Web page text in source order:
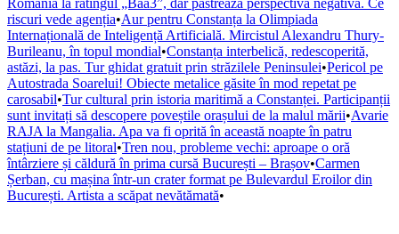
România la ratingul „Baa3”, dar păstrează perspectiva negativă. Ce
riscuri vede agenția•Aur pentru Constanța la Olimpiada
Internațională de Inteligență Artificială. Mircistul Alexandru Thury-
Burileanu, în topul mondial•Constanța interbelică, redescoperită,
astăzi, la pas. Tur ghidat gratuit prin străzilele Peninsulei•Pericol pe
Autostrada Soarelui! Obiecte metalice găsite în mod repetat pe
carosabil•Tur cultural prin istoria maritimă a Constanței. Participanții
sunt invitați să descopere poveștile orașului de la malul mării•Avarie
RAJA la Mangalia. Apa va fi oprită în această noapte în patru
stațiuni de pe litoral•Tren nou, probleme vechi: aproape o oră
întârziere și căldură în prima cursă București – Brașov•Carmen
Șerban, cu mașina într-un crater format pe Bulevardul Eroilor din
București. Artista a scăpat nevătămată•